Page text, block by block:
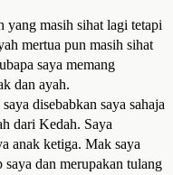
yang masih sihat lagi tetapi
mertua pun masih sihat
saya memang
dan ayah.
disebabkan saya sahaja
dari Kedah. Saya
anak ketiga. Mak saya
dan merupakan tulang